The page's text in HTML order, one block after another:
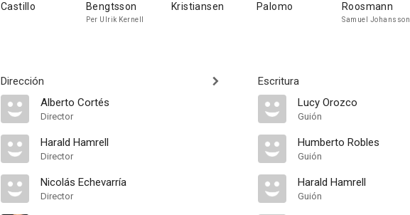
Castillo
Bengtsson
Per Ulrik Kernell
Kristiansen
Palomo
Roosmann
Samuel Johansson
Dirección
Alberto Cortés
Director
Harald Hamrell
Director
Nicolás Echevarría
Director
Escritura
Lucy Orozco
Guión
Humberto Robles
Guión
Harald Hamrell
Guión